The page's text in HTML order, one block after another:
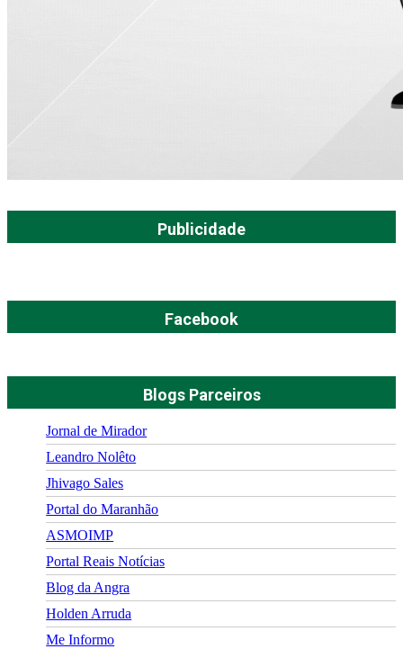
Publicidade
Facebook
Blogs Parceiros
Jornal de Mirador
Leandro Nolêto
Jhivago Sales
Portal do Maranhão
ASMOIMP
Portal Reais Notí­cias
Blog da Angra
Holden Arruda
Me Informo